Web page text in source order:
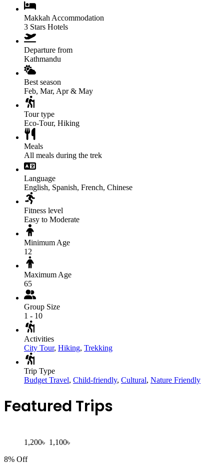
Makkah Accommodation
3 Stars Hotels
Departure from
Kathmandu
Best season
Feb, Mar, Apr & May
Tour type
Eco-Tour, Hiking
Meals
All meals during the trek
Language
English, Spanish, French, Chinese
Fitness level
Easy to Moderate
Minimum Age
12
Maximum Age
65
Group Size
1 - 10
Activities
City Tour, Hiking, Trekking
Trip Type
Budget Travel, Child-friendly, Cultural, Nature Friendly
Featured Trips
1,200৳ 1,100৳
8% Off